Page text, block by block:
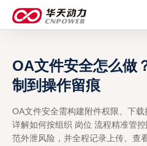
OA文件安全怎么做
制到操作留痕
OA文件安全需构建附件权限、下
详解如何按组织 岗位 流程精准管
范外泄风险，并全程记录上传、查